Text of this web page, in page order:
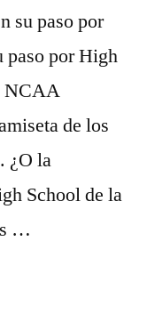
su paso por
paso por High
NCAA
de los
¿O la
School de la
…